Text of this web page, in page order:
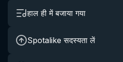
हाल ही में बजाया गया
Spotalike सदस्यता लें